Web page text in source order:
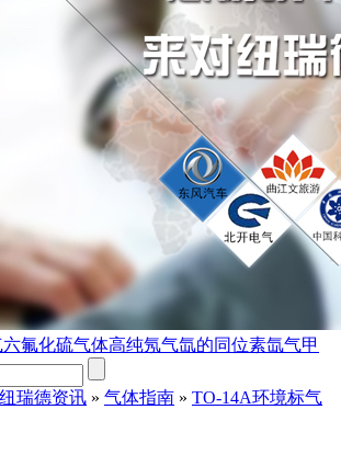
六氟化硫气体高纯氖气氙的同位素氙气甲
纽瑞德资讯 » 气体指南 » TO-14A环境标气